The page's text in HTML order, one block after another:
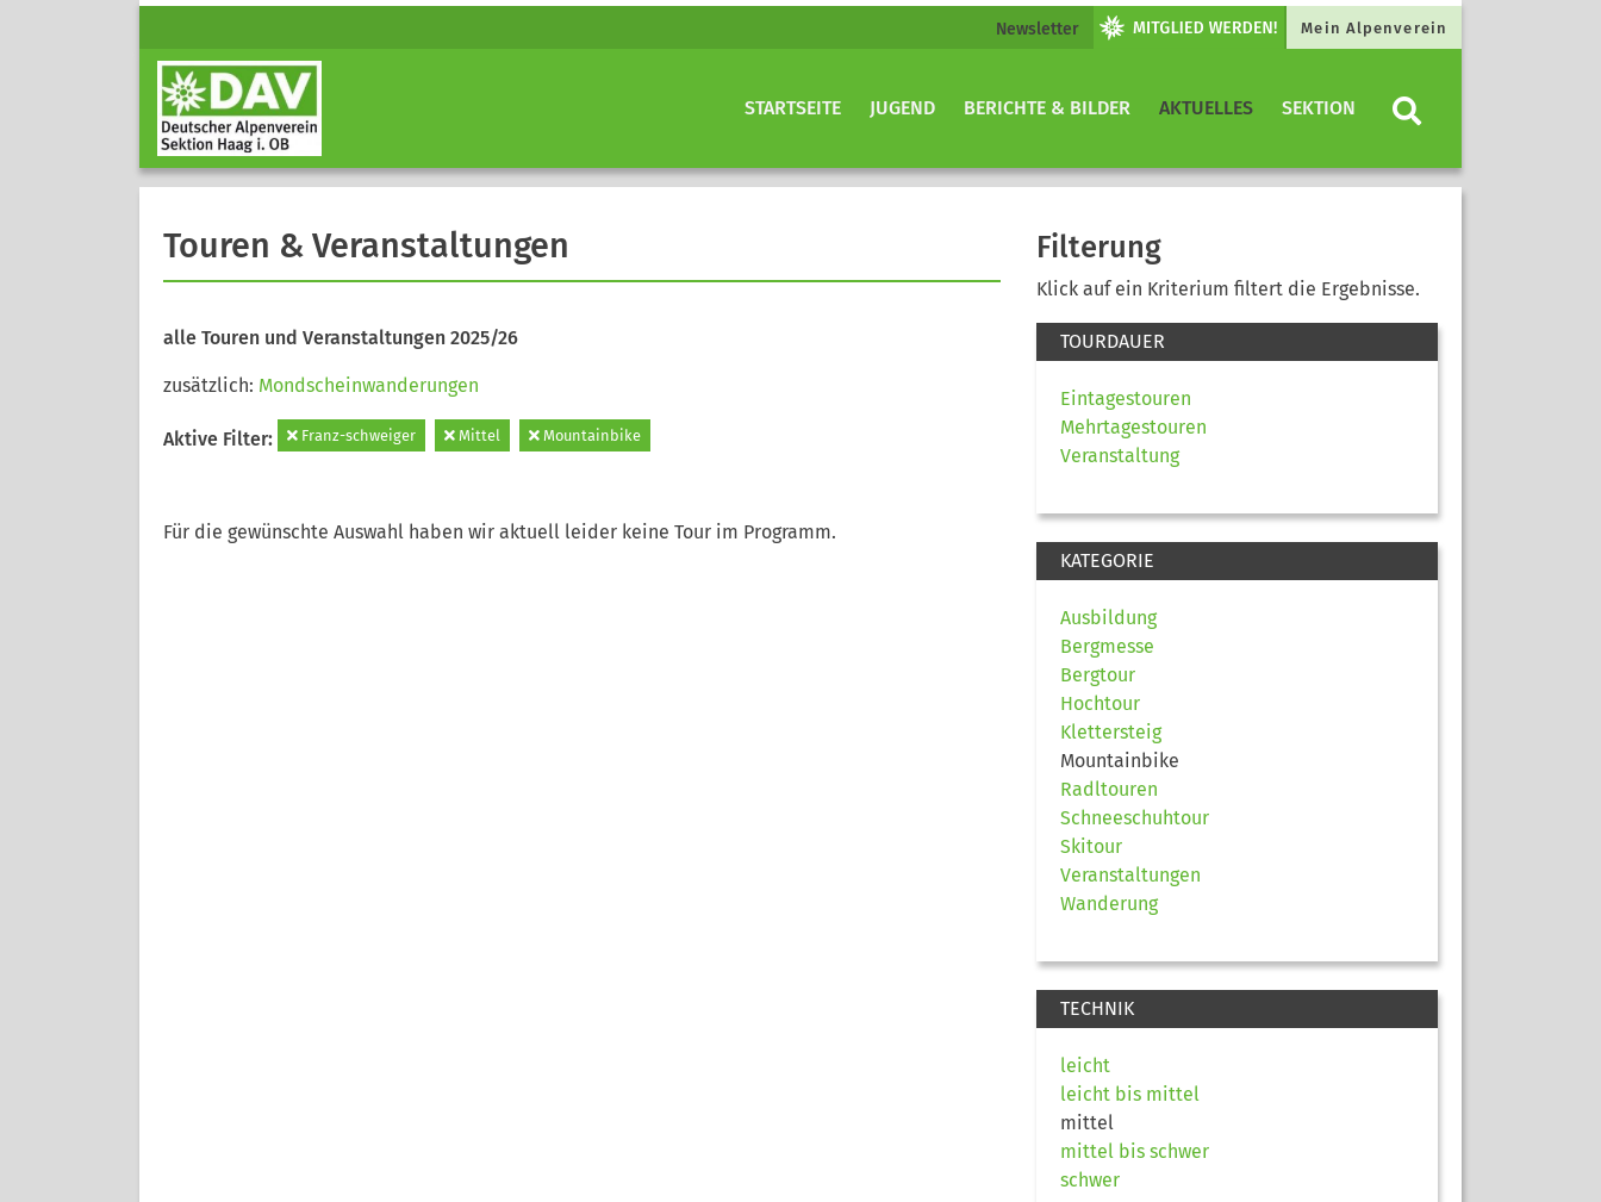
Newsletter Mein Alpenverein
STARTSEITE JUGEND BERICHTE & BILDER AKTUELLES SEKTION
Touren & Veranstaltungen
alle Touren und Veranstaltungen 2025/26
zusätzlich: Mondscheinwanderungen
Aktive Filter: Franz-schweiger Mittel Mountainbike
Für die gewünschte Auswahl haben wir aktuell leider keine Tour im Programm.
Filterung
Klick auf ein Kriterium filtert die Ergebnisse.
TOURDAUER
Eintagestouren
Mehrtagestouren
Veranstaltung
KATEGORIE
Ausbildung
Bergmesse
Bergtour
Hochtour
Klettersteig
Mountainbike
Radltouren
Schneeschuhtour
Skitour
Veranstaltungen
Wanderung
TECHNIK
leicht
leicht bis mittel
mittel
mittel bis schwer
schwer